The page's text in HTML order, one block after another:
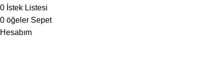
0 İstek Listesi
0 öğeler Sepet
Hesabım